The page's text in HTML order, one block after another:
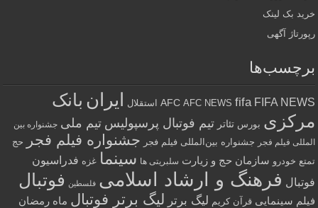
بک لینک
آگهی
AFC AFC NEWS fifa FIFA استقلال ایران بانک
بورس تئاتر تیم فوتبال پرسپولیس تیم ملی جشنواره بین
فیلم فجر جشنواره بین‌المللی فیلم فجر جشنواره فیلم فجر حج
خودرو سازمان حج و زیارت سلبریتی ها سینما غزه فدراسیون
فرهنگ و ارشاد اسلامی فلسطین فوتبال
سینمایی قرآن کریم لیگ برتر لیگ برتر فوتبال ماه رمضان